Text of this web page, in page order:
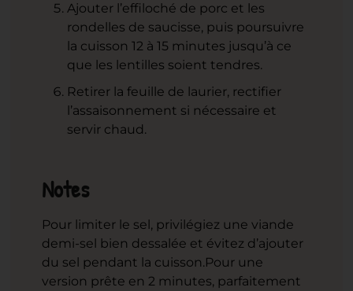
Ajouter l’effiloché de porc et les
rondelles de saucisse, puis poursuivre
la cuisson 12 à 15 minutes jusqu’à ce
que les lentilles soient tendres.
Retirer la feuille de laurier, rectifier
l’assaisonnement si nécessaire et
servir chaud.
Notes
Pour limiter le sel, privilégiez une viande
demi-sel bien dessalée et évitez d’ajouter
du sel pendant la cuisson.Pour une
version prête en 2 minutes, parfaitement